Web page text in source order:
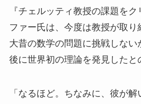
『チェルッティ教授の課題を
ファー氏は、今度は教授が取り
大昔の数学の問題に挑戦しない
後に世界初の理論を発見したと
「なるほど。ちなみに、彼が